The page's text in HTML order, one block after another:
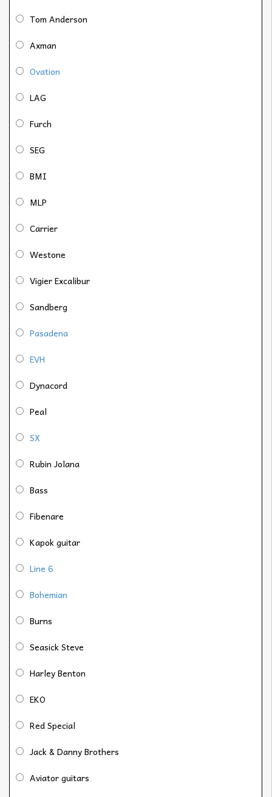
Tom Anderson
Axman
Ovation
LAG
Furch
SEG
BMI
MLP
Carrier
Westone
Vigier Excalibur
Sandberg
Pasadena
EVH
Dynacord
Peal
SX
Rubin Jolana
Bass
Fibenare
Kapok guitar
Line 6
Bohemian
Burns
Seasick Steve
Harley Benton
EKO
Red Special
Jack & Danny Brothers
Aviator guitars